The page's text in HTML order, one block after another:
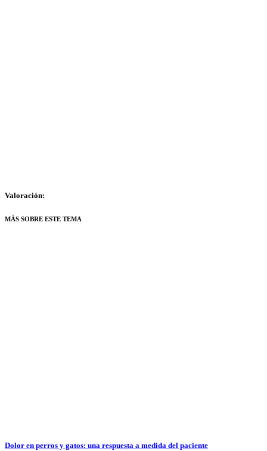
Valoración:
MÁS SOBRE ESTE TEMA
Dolor en perros y gatos: una respuesta a medida del paciente